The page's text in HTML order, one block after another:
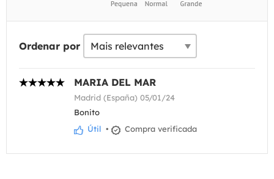
Ordenar por
MARIA DEL MAR
Madrid (España) 05/01/24
Bonito
Útil • Compra verificada